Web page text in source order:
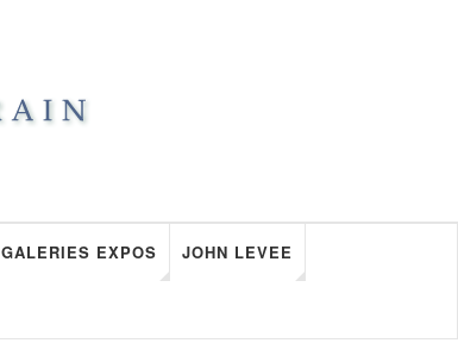
GALERIES EXPOS JOHN LEVEE